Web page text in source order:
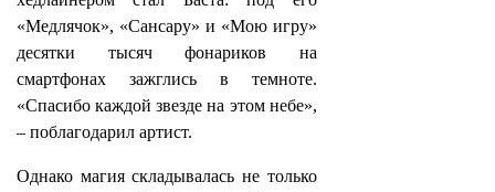
«Медлячок», «Сансару» и «Мою игру»
десятки тысяч фонариков на
смартфонах зажглись в темноте.
«Спасибо каждой звезде на этом небе»,
– поблагодарил артист.
Однако магия складывалась не только